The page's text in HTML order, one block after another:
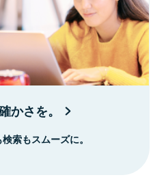
かさを。
索もスムーズに。